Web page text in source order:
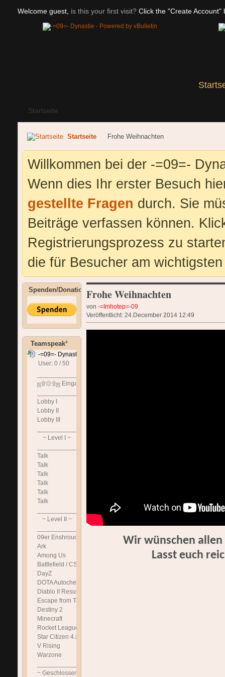
Welcome guest, is this your first visit? Click the "Create Account"
Startseite
Startseite Frohe Weihnachten
Willkommen bei der -=09=-
Wenn dies Ihr erster Besuch
gestellte Fragen durch. Sie
Beiträge verfassen können.
Registrierungsprozess zu
die für Besucher am
Spenden/Donation
Teamspeak³
-=09=- Dynastie
User: 0 / 50
ஜ۩۞۩ஜ Eingangshalle ஜ۩۞۩ஜ
Lobby I
Lobby II
Lobby III
~ Level I ~
Talk
Talk
Talk
Talk
Talk
Talk
______________________________
~ Level II ~
09er Enshrouded
Ark
Among Us
Battlefield / CS
DayZ
DOTA Autochess
Diablo II Resurrected
Escape from Tarkov
Destiny 2
Minecraft
Rocket League
Star Citizen 4.x.x DE
V Rising
Warzone
~ Geschlossen ~
Frohe Weihnachten
von -=Imhotep=-09
Veröffentlicht: 24.December 2014 12:49
Wir wünschen
Lasst euch